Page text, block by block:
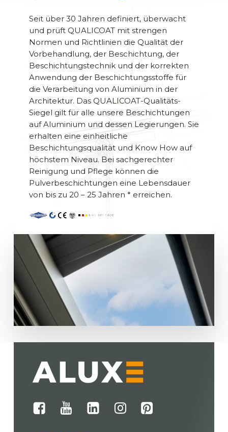
Seit über 30 Jahren definiert, überwacht
und prüft QUALICOAT mit strengen
Normen und Richtlinien die Qualität der
Vorbehandlung, der Beschichtung, der
Beschichtungstechnik und der korrekten
Anwendung der Beschichtungsstoffe für
die Verarbeitung von Aluminium in der
Architektur. Das QUALICOAT-Qualitäts-
Siegel gilt für alle unsere Beschichtungen
auf Aluminium und dessen Legierungen. Sie
erhalten eine einheitliche
Beschichtungsqualität und Know How auf
höchstem Niveau. Bei sachgerechter
Reinigung und Pflege können die
Pulverbeschichtungen eine Lebensdauer
von bis zu 20 – 25 Jahren * erreichen.